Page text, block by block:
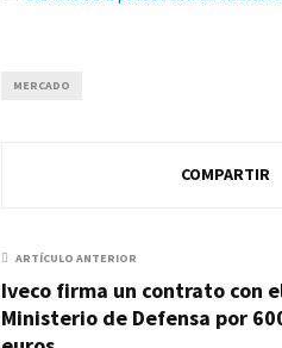
MERCADO
COMPARTIR
ARTÍCULO ANTERIOR
Iveco firma un contrato con
Ministerio de Defensa por